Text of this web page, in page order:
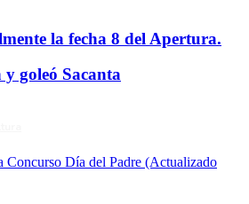
la fecha 8 del Apertura.
goleó Sacanta